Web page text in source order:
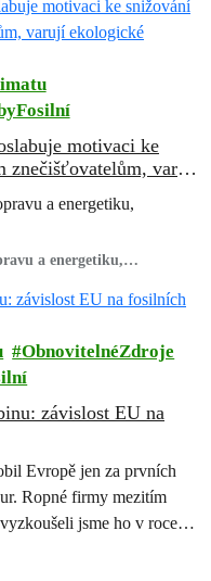
motivaci ke
znečišťovatelům, varují
a energetiku,
a energetiku,
ObnovitelnéZdroje
závislost EU na
Evropě jen za prvních
Ropné firmy mezitím
jsme ho v roce